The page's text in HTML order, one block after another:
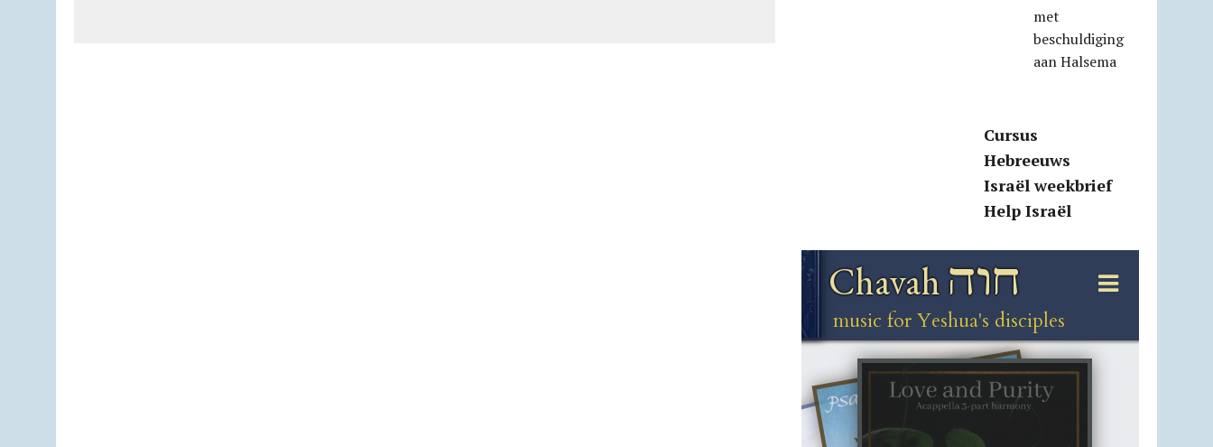
met
beschuldiging
aan Halsema
Cursus
Hebreeuws
Israël weekbrief
Help Israël